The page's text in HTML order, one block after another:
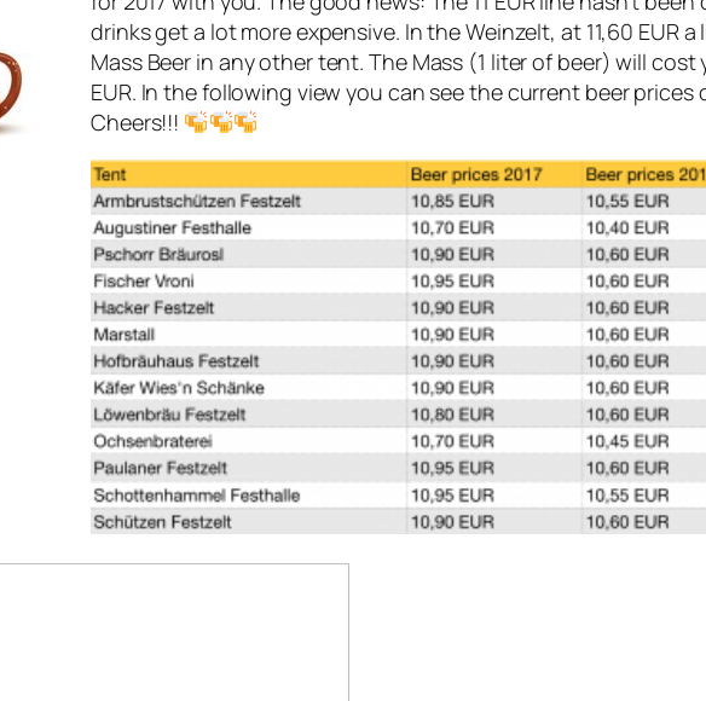
drinks get a lot more expensive. In the Weinzelt, at 11,60 EUR
Mass Beer in any other tent. The Mass (1 liter of beer) will
EUR. In the following view you can see the current beer
Cheers!!!